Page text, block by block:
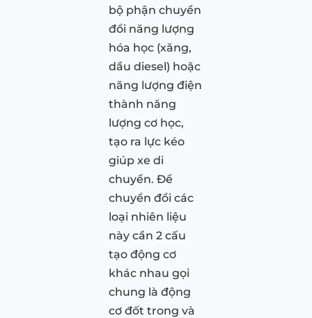
bộ phận chuyển
đổi năng lượng
hóa học (xăng,
dầu diesel) hoặc
năng lượng điện
thành năng
lượng cơ học,
tạo ra lực kéo
giúp xe di
chuyển. Để
chuyển đổi các
loại nhiên liệu
này cần 2 cấu
tạo động cơ
khác nhau gọi
chung là động
cơ đốt trong và